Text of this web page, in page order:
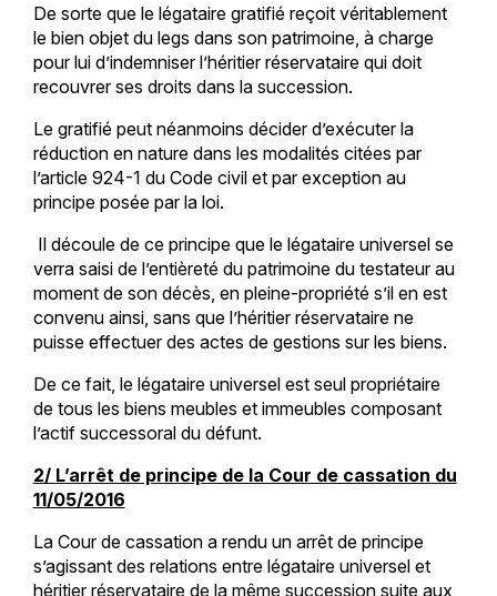
De sorte que le légataire gratifié reçoit véritablement
le bien objet du legs dans son patrimoine, à charge
pour lui d’indemniser l’héritier réservataire qui doit
recouvrer ses droits dans la succession.
Le gratifié peut néanmoins décider d’exécuter la
réduction en nature dans les modalités citées par
l’article 924-1 du Code civil et par exception au
principe posée par la loi.
Il découle de ce principe que le légataire universel se
verra saisi de l’entièreté du patrimoine du testateur au
moment de son décès, en pleine-propriété s’il en est
convenu ainsi, sans que l’héritier réservataire ne
puisse effectuer des actes de gestions sur les biens.
De ce fait, le légataire universel est seul propriétaire
de tous les biens meubles et immeubles composant
l’actif successoral du défunt.
2/ L’arrêt de principe de la Cour de cassation du
11/05/2016
La Cour de cassation a rendu un arrêt de principe
s’agissant des relations entre légataire universel et
héritier réservataire de la même succession suite aux